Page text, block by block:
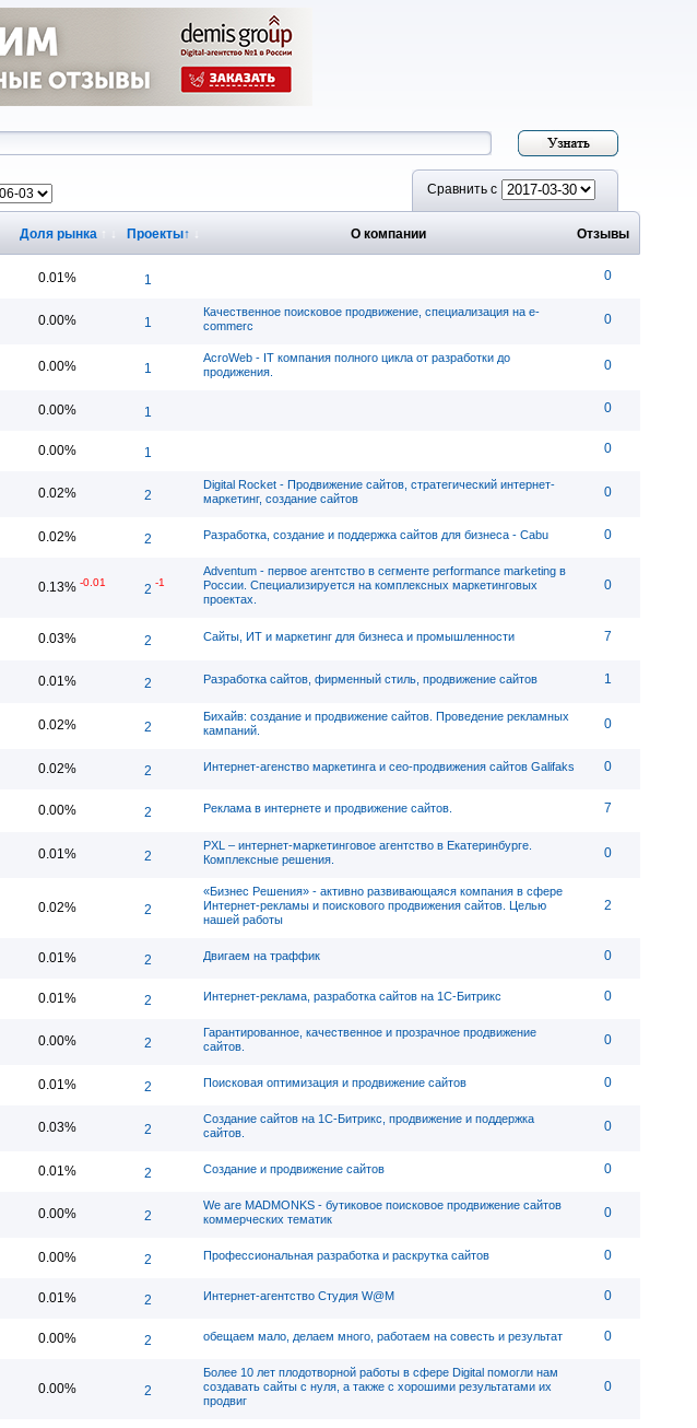
Сравнить с
Доля рынка Проекты↑ О компании Отзывы
0.01% 1 0
0.00% 1
Качественное поисковое продвижение, специализация на e-
commerc
0
0.00% 1
AcroWeb - IT компания полного цикла от разработки до
продижения.
0
0.00% 1 0
0.00% 1 0
0.02% 2
Digital Rocket - Продвижение сайтов, стратегический интернет-
маркетинг, создание сайтов
0
0.02% 2 Разработка, создание и поддержка сайтов для бизнеса - Cabu 0
0.13% -0.01 2 -1
Adventum - первое агентство в сегменте performance marketing в
России. Специализируется на комплексных маркетинговых
проектах.
0
0.03% 2 Сайты, ИТ и маркетинг для бизнеса и промышленности 7
0.01% 2 Разработка сайтов, фирменный стиль, продвижение сайтов 1
0.02% 2
Бихайв: cоздание и продвижение сайтов. Проведение рекламных
кампаний.
0
0.02% 2 Интернет-агенство маркетинга и сео-продвижения сайтов Galifaks 0
0.00% 2 Реклама в интернете и продвижение сайтов. 7
0.01% 2
PXL – интернет-маркетинговое агентство в Екатеринбурге.
Комплексные решения.
0
0.02% 2
«Бизнес Решения» - активно развивающаяся компания в сфере
Интернет-рекламы и поискового продвижения сайтов. Целью
нашей работы
2
0.01% 2 Двигаем на траффик 0
0.01% 2 Интернет-реклама, разработка сайтов на 1С-Битрикс 0
0.00% 2
Гарантированное, качественное и прозрачное продвижение
сайтов.
0
0.01% 2 Поисковая оптимизация и продвижение сайтов 0
0.03% 2
Создание сайтов на 1С-Битрикс, продвижение и поддержка
сайтов.
0
0.01% 2 Создание и продвижение сайтов 0
0.00% 2
We are MADMONKS - бутиковое поисковое продвижение сайтов
коммерческих тематик
0
0.00% 2 Профессиональная разработка и раскрутка сайтов 0
0.01% 2 Интернет-агентство Студия W@M 0
0.00% 2 обещаем мало, делаем много, работаем на совесть и результат 0
0.00% 2
Более 10 лет плодотворной работы в сфере Digital помогли нам
создавать сайты с нуля, а также с хорошими результатами их
продвиг
0